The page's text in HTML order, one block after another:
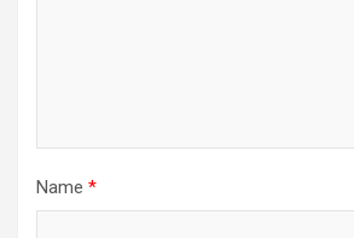
Name *